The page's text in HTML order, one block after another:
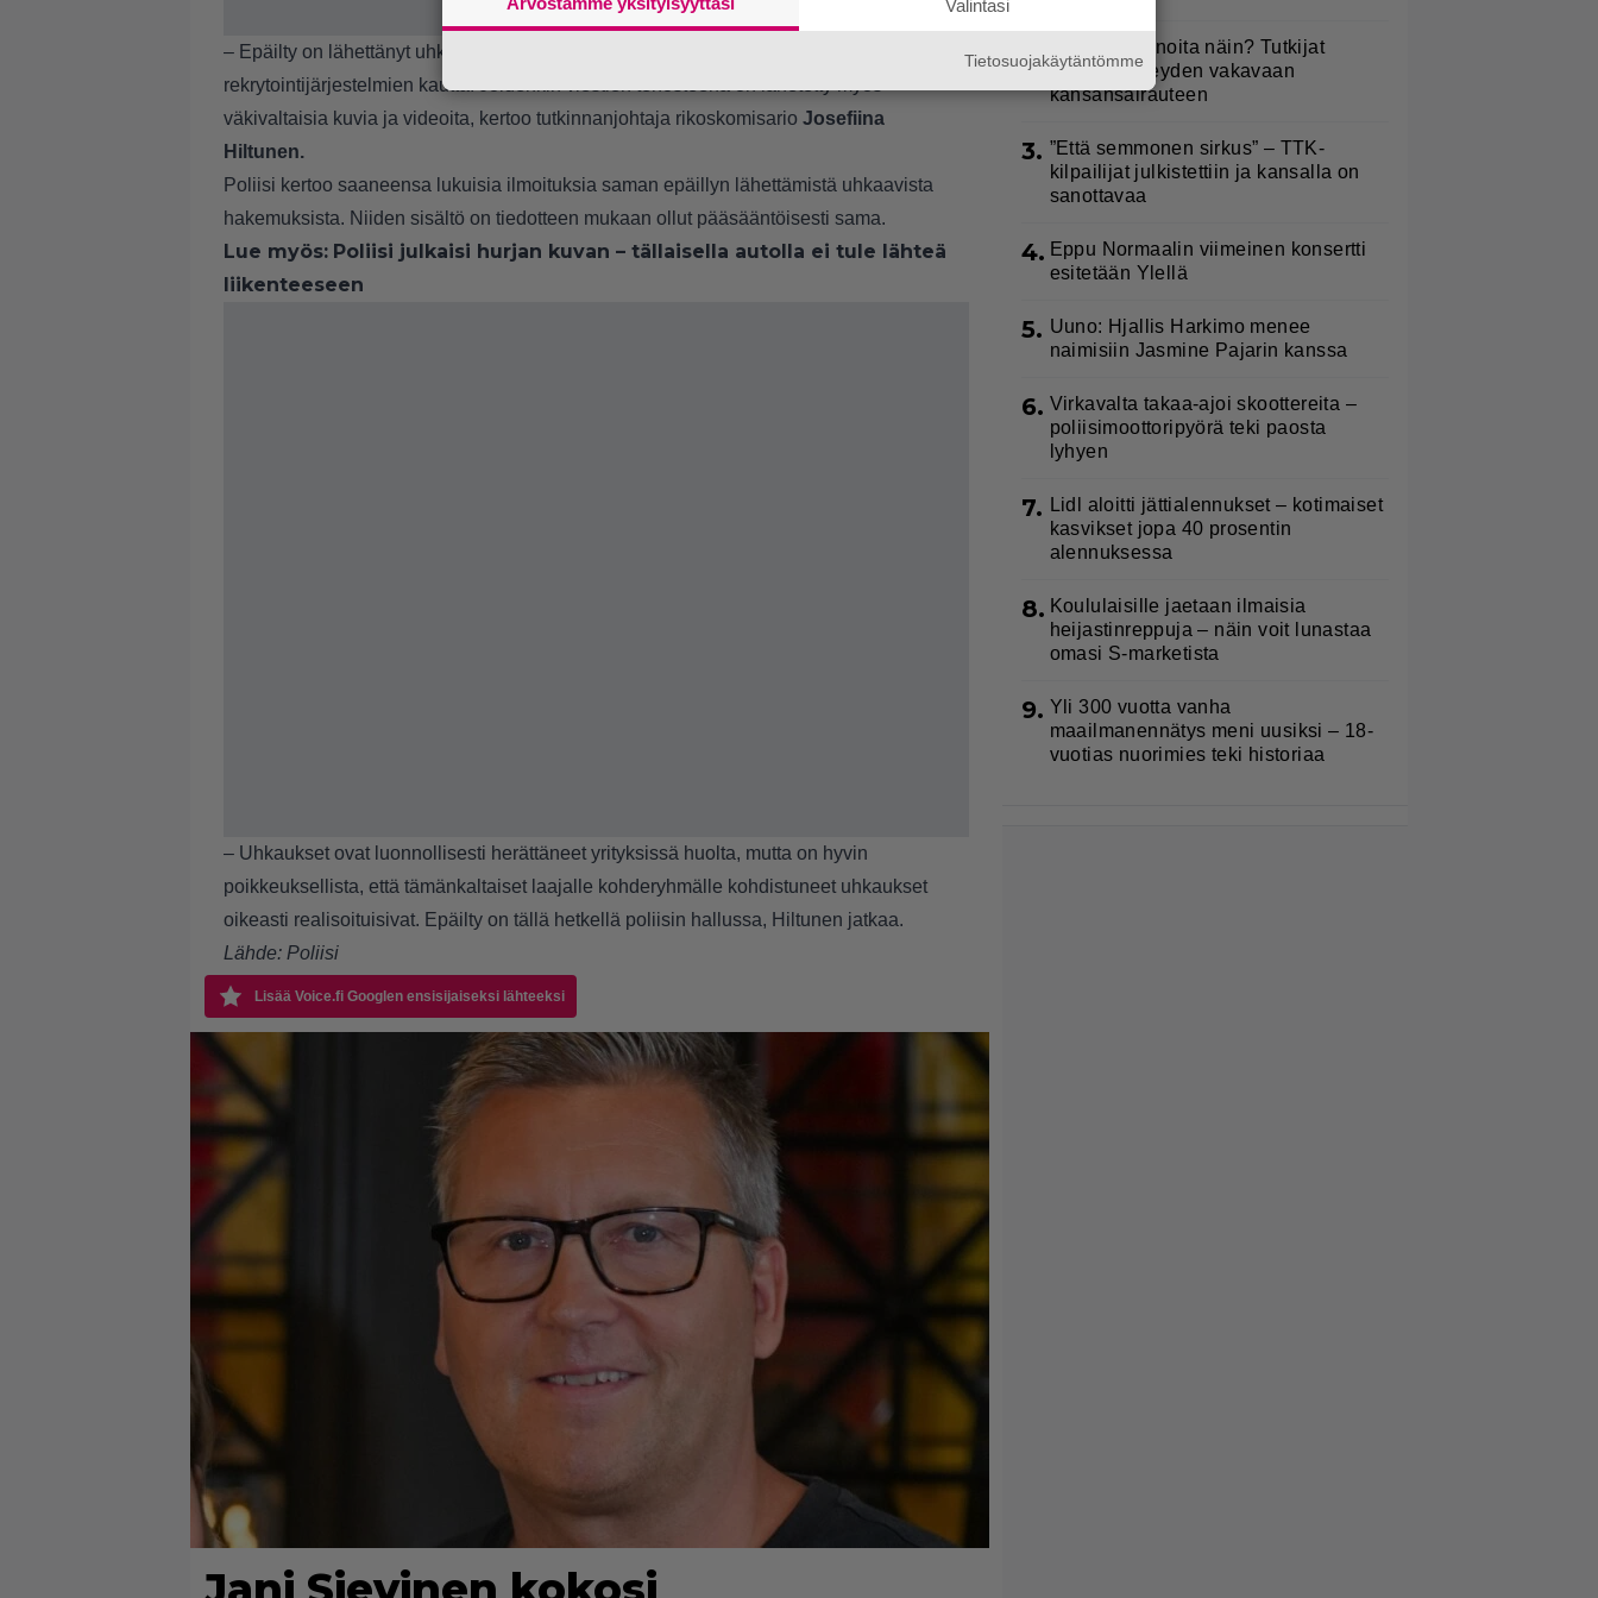
– Epäilty on lähettänyt uhkaavia viestejä eri puolilla Suomea sijaitsevien yritysten
rekrytointijärjestelmien kautta. Joidenkin viestien tehosteena on lähetetty myös
väkivaltaisia kuvia ja videoita, kertoo tutkinnanjohtaja rikoskomisario Josefiina
Hiltunen.
Poliisi kertoo saaneensa lukuisia ilmoituksia saman epäillyn lähettämistä uhkaavista
hakemuksista. Niiden sisältö on tiedotteen mukaan ollut pääsääntöisesti sama.
Lue myös: Poliisi julkaisi hurjan kuvan – tällaisella autolla ei tule lähteä
liikenteeseen
– Uhkaukset ovat luonnollisesti herättäneet yrityksissä huolta, mutta on hyvin
poikkeuksellista, että tämänkaltaiset laajalle kohderyhmälle kohdistuneet uhkaukset
oikeasti realisoituisivat. Epäilty on tällä hetkellä poliisin hallussa, Hiltunen jatkaa.
Lähde: Poliisi
Lisää Voice.fi Googlen ensisijaiseksi lähteeksi
2.
Syötkö perunoita näin? Tutkijat
löysivät yhteyden vakavaan
kansansairauteen
3. ”Että semmonen sirkus” – TTK-
kilpailijat julkistettiin ja kansalla on
sanottavaa
4. Eppu Normaalin viimeinen konsertti
esitetään Ylellä
5. Uuno: Hjallis Harkimo menee
naimisiin Jasmine Pajarin kanssa
6. Virkavalta takaa-ajoi skoottereita –
poliisimoottoripyörä teki paosta
lyhyen
7. Lidl aloitti jättialennukset – kotimaiset
kasvikset jopa 40 prosentin
alennuksessa
8. Koululaisille jaetaan ilmaisia
heijastinreppuja – näin voit lunastaa
omasi S-marketista
9. Yli 300 vuotta vanha
maailmanennätys meni uusiksi – 18-
vuotias nuorimies teki historiaa
Valintasi
Tietosuojakäytäntömme